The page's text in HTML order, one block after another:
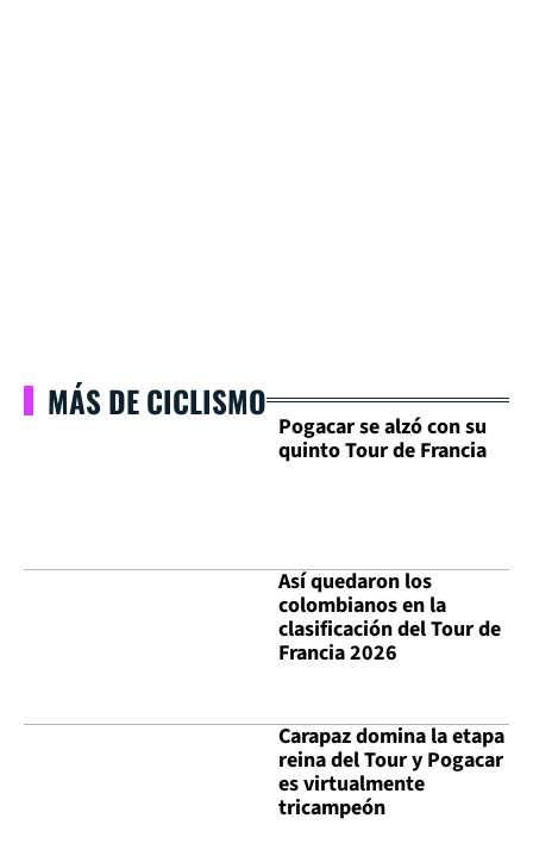
MÁS DE CICLISMO
Pogacar se alzó con su
quinto Tour de Francia
Así quedaron los
colombianos en la
clasificación del Tour de
Francia 2026
Carapaz domina la etapa
reina del Tour y Pogacar
es virtualmente
tricampeón